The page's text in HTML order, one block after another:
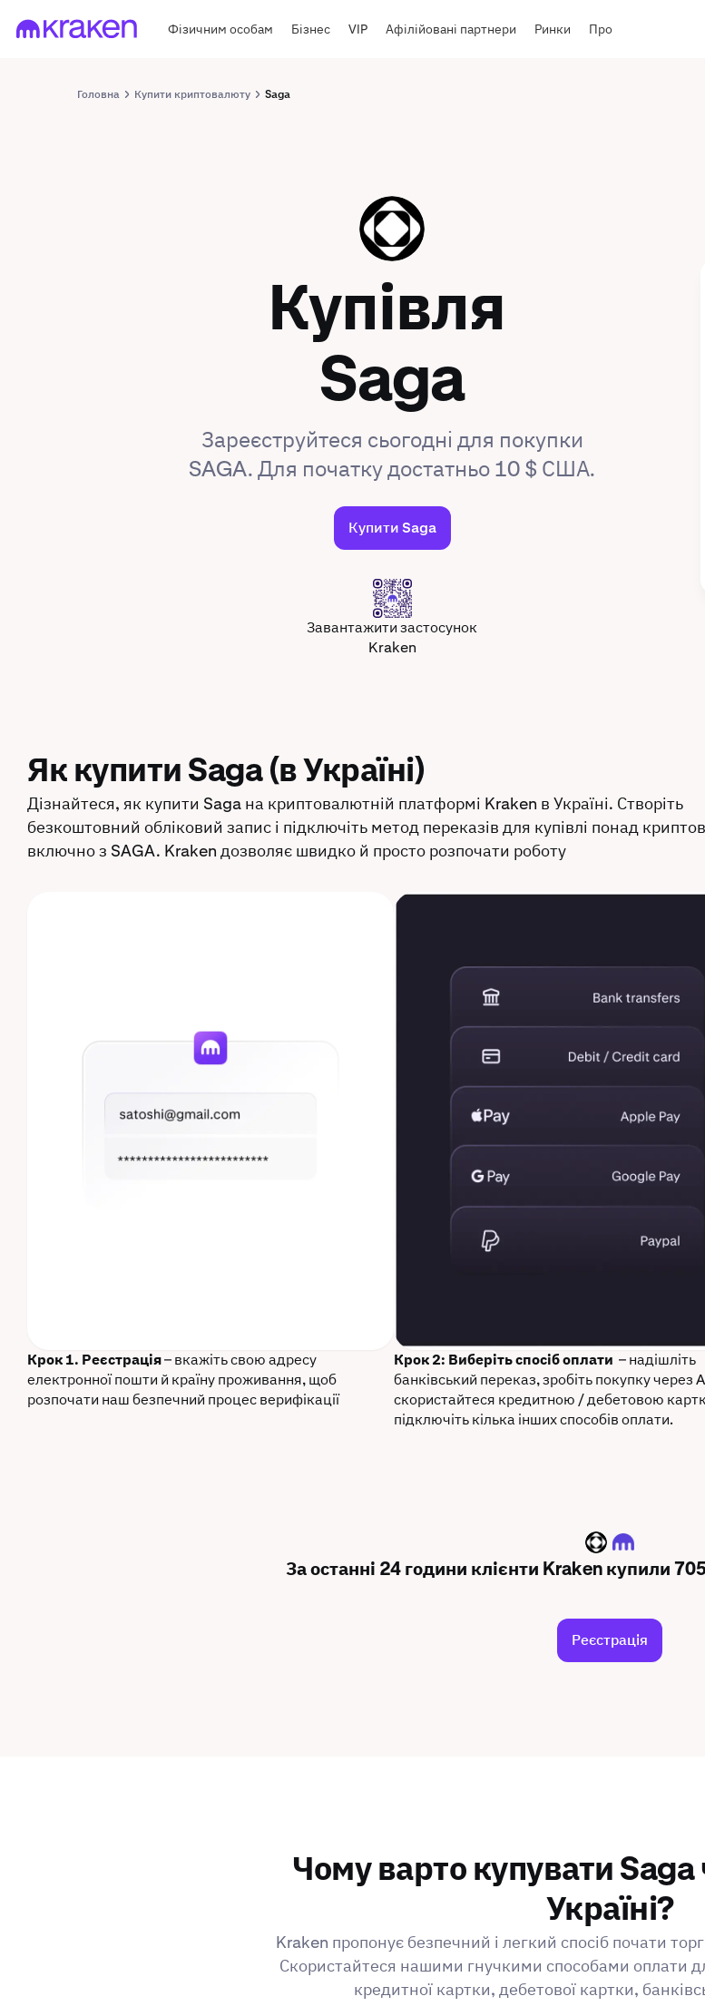
Фізичним особам Бізнес VIP Афілійовані партнери Ринки Про
Головна Купити криптовалюту Saga
Купівля
Saga
Зареєструйтеся сьогодні для покупки
SAGA. Для початку достатньо 10 $ США.
Купити Saga
Завантажити застосунок
Kraken
Як купити Saga (в Україні)
Дізнайтеся, як купити Saga на криптовалютній платформі Kraken в Україні. Створіть
безкоштовний обліковий запис і підключіть метод переказів для купівлі понад
включно з SAGA. Kraken дозволяє швидко й просто розпочати роботу
Крок 1. Реєстрація– вкажіть свою адресу
електронної пошти й країну проживання, щоб
розпочати наш безпечний процес верифікації
Крок 2: Виберіть спосіб оплати – надішліть
банківський переказ, зробіть покупку через
скористайтеся кредитною / дебетовою
підключіть кілька інших способів оплати.
SAGA
За останні 24 години клієнти Kraken купили
Реєстрація
Чому варто купувати
Україні?
Kraken пропонує безпечний і легкий спосіб почати
Скористайтеся нашими гнучкими способами оплати
кредитної картки, дебетової картки,